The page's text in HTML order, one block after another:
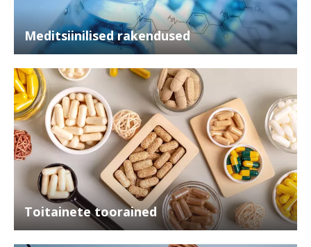
Meditsiinilised rakendused
Toitainete toorained